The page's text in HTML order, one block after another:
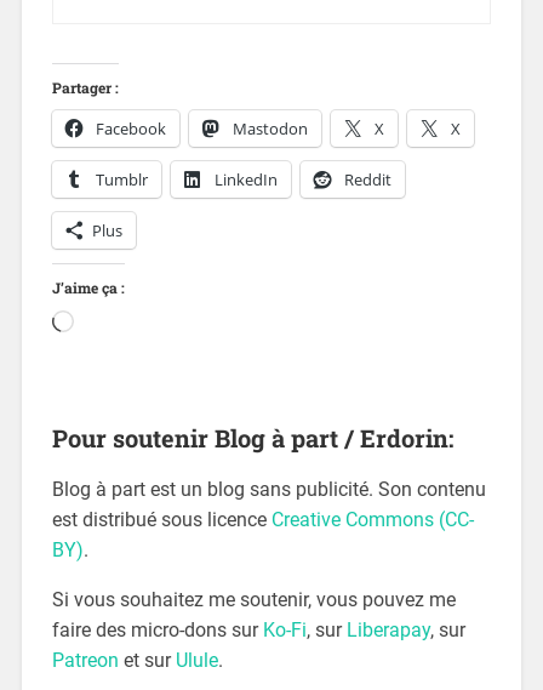
Partager :
Facebook Mastodon X X
Tumblr LinkedIn Reddit
Plus
J’aime ça :
Pour soutenir Blog à part / Erdorin:
Blog à part est un blog sans publicité. Son contenu
est distribué sous licence Creative Commons (CC-
BY).
Si vous souhaitez me soutenir, vous pouvez me
faire des micro-dons sur Ko-Fi, sur Liberapay, sur
Patreon et sur Ulule.